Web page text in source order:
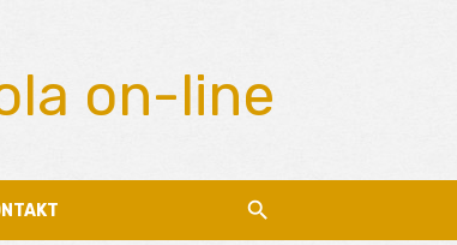
on-line